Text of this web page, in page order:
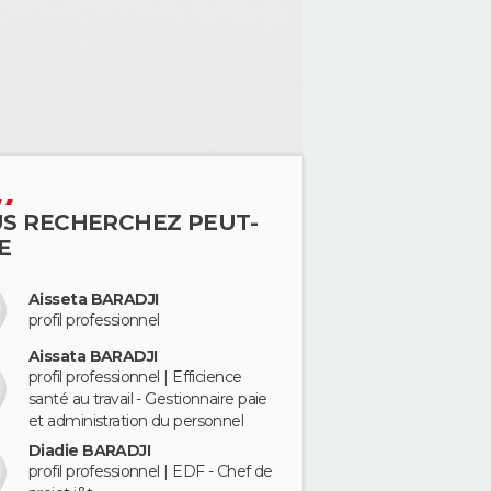
RECHERCHEZ PEUT-
Aisseta BARADJI
profil professionnel
Aissata BARADJI
profil professionnel | Efficience
santé au travail - Gestionnaire paie
et administration du personnel
Diadie BARADJI
profil professionnel | EDF - Chef de